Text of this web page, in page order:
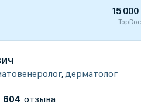
15 000
,дерматолог
604 отзыва